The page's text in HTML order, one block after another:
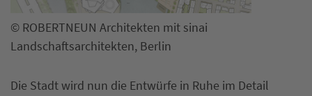
© ROBERTNEUN Architekten mit sinai
Landschaftsarchitekten, Berlin
Die Stadt wird nun die Entwürfe in Ruhe im Detail